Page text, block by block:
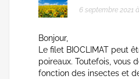
6 septembre 2021
Bonjour,
Le filet BIOCLIMAT peut
poireaux. Toutefois, vous
fonction des insectes et